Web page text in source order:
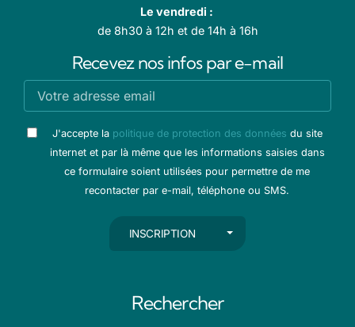
Le vendredi :
de 8h30 à 12h et de 14h à 16h
Recevez nos infos par e-mail
J'accepte la politique de protection des données du site
internet et par là même que les informations saisies dans
ce formulaire soient utilisées pour permettre de me
recontacter par e-mail, téléphone ou SMS.
INSCRIPTION AUTRES ACTIONS
Rechercher